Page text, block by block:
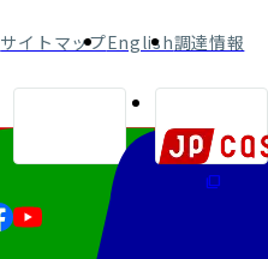
サイトマップEnglish調達情報